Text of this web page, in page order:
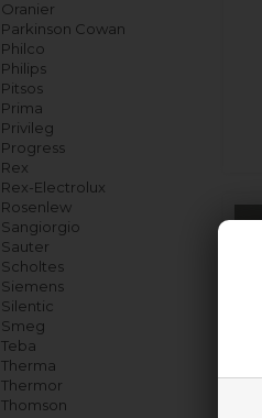
Oranier
Parkinson Cowan
Philco
Philips
Pitsos
Prima
Privileg
Progress
Rex
Rex-Electrolux
Rosenlew
Sangiorgio
Sauter
Scholtes
Siemens
Silentic
Smeg
Teba
Therma
Thermor
Thomson